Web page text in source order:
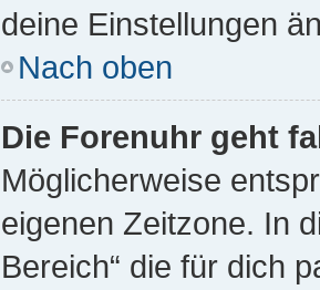
deine Einstellungen
Nach oben
Die Forenuhr geht
Möglicherweise
eigenen Zeitzone. In
Bereich“ die für dich